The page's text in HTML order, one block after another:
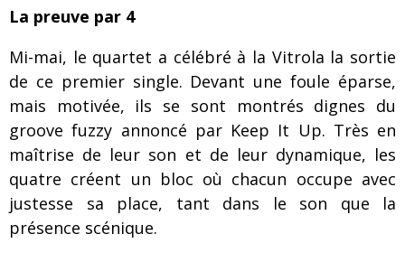
La preuve par 4
Mi-mai, le quartet a célébré à la Vitrola la sortie
de ce premier single. Devant une foule éparse,
mais motivée, ils se sont montrés dignes du
groove fuzzy annoncé par Keep It Up. Très en
maîtrise de leur son et de leur dynamique, les
quatre créent un bloc où chacun occupe avec
justesse sa place, tant dans le son que la
présence scénique.